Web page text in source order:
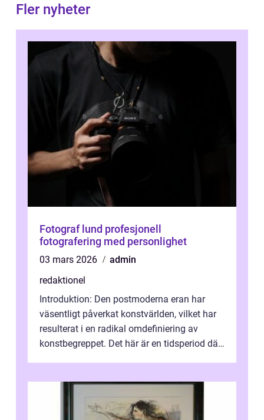
Fler nyheter
Fotograf lund profesjonell
fotografering med personlighet
03 mars 2026
admin
redaktionel
Introduktion: Den postmoderna eran har
väsentligt påverkat konstvärlden, vilket har
resulterat i en radikal omdefiniering av
konstbegreppet. Det här är en tidsperiod där